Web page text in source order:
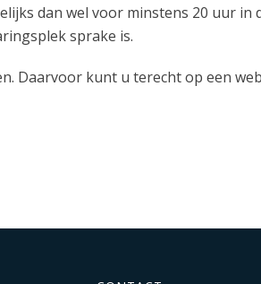
dan wel voor minstens 20 uur
sprake is.
Daarvoor kunt u terecht op een